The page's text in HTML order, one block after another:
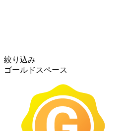
絞り込み
ゴールドスペース